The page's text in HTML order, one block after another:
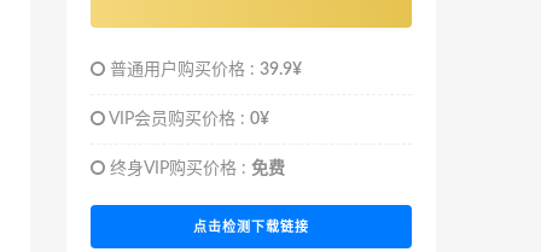
普通用户购买价格 : 39.9¥
VIP会员购买价格 : 0¥
终身VIP购买价格 : 免费
点击检测下载链接